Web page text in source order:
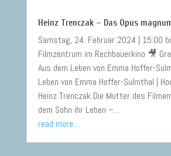
Heinz Trenczak – Das Opus
Samstag, 24. Februar 2024 | 15:00
Filmzentrum im Rechbauerkino 🎥
Aus dem Leben von Emma Hoffer-
Leben von Emma Hoffer-Sulmthal |
Heinz Trenczak Die Mutter des
dem Sohn ihr Leben –…
read more…